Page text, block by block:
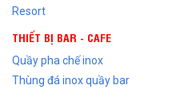
Resort
THIẾT BỊ BAR - CAFE
Quầy pha chế inox
Thùng đá inox quầy bar